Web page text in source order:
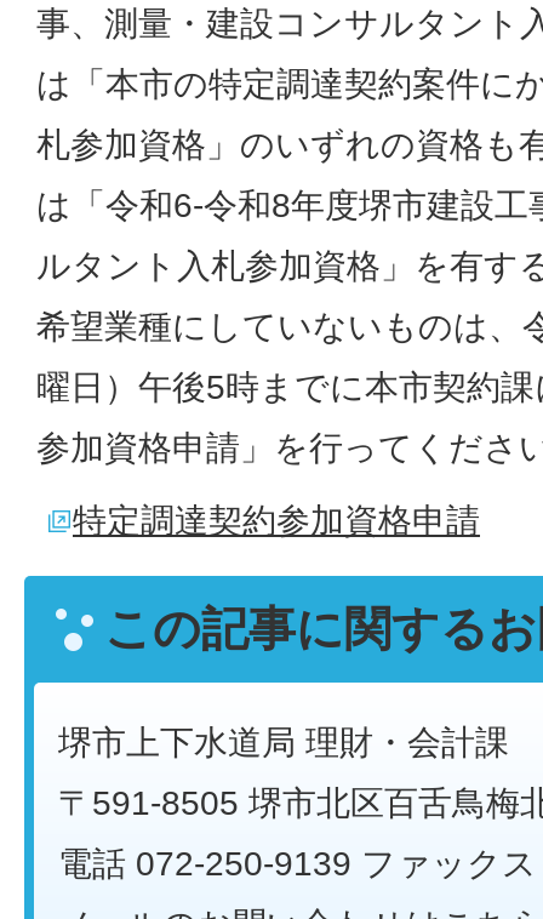
事、測量・建設コンサルタント
は「本市の特定調達契約案件に
札参加資格」のいずれの資格も
は「令和6-令和8年度堺市建設
ルタント入札参加資格」を有す
希望業種にしていないものは、
曜日）午後5時までに本市契約
参加資格申請」を行ってくださ
特定調達契約参加資格申請
この記事に関する
堺市上下水道局 理財・会計課
〒591-8505 堺市北区百舌鳥梅
電話 072-250-9139 ファック